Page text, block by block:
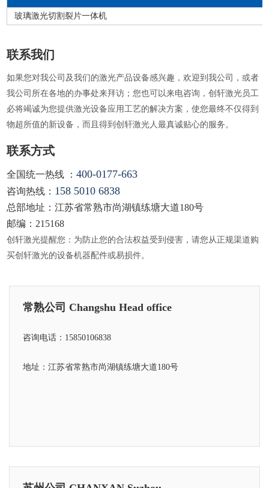
玻璃激光切割裂片一体机
联系我们
如果您对我公司及我们的激光产品设备感兴趣，欢迎到我公司，或者
我公司所在各地的办事处来拜访；您也可以来电咨询，创轩激光员工
必将竭诚为您提供激光设备应用工艺的解决方案，使您最终不仅得到
物超所值的新设备，而且得到创轩激光人最真诚贴心的服务。
联系方式
全国统一热线 ：400-0177-663
咨询热线： 158 5010 6838
总部地址：江苏省常熟市尚湖镇练塘大道180号
邮编：215168
创轩激光提醒您：为防止您的合法权益受到侵害，请您从正规渠道购
买创轩激光的设备机器配件或易损件。
常熟公司 Changshu Head office
咨询电话：15850106838
地址：江苏省常熟市尚湖镇练塘大道180号